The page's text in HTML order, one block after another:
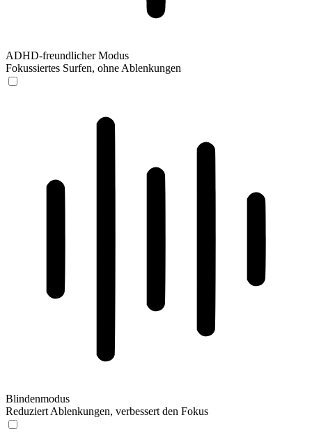
ADHD-freundlicher Modus
Fokussiertes Surfen, ohne Ablenkungen
Blindenmodus
Reduziert Ablenkungen, verbessert den Fokus